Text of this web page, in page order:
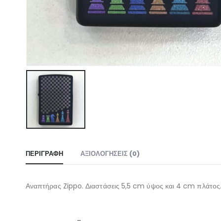
ΠΕΡΙΓΡΑΦΉ ΑΞΙΟΛΟΓΉΣΕΙΣ (0)
Αναπτήρας Zippo. Διαστάσεις 5,5 cm ύψος και 4 cm πλάτος.